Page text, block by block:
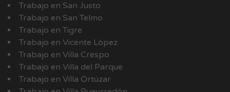
Trabajo en San Justo
Trabajo en San Telmo
Trabajo en Tigre
Trabajo en Vicente López
Trabajo en Villa Crespo
Trabajo en Villa del Parque
Trabajo en Villa Ortúzar